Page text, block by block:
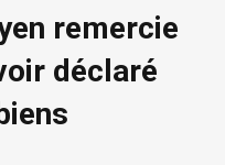
remercie
déclaré